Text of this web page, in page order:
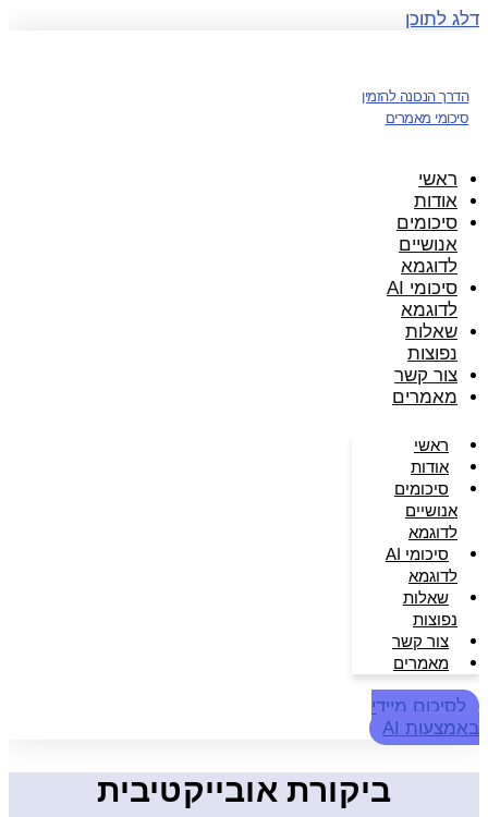
דלג לתוכן
הדרך הנכונה להזמין
סיכומי מאמרים
ראשי
אודות
סיכומים
אנושיים
לדוגמא
סיכומי AI
לדוגמא
שאלות
נפוצות
צור קשר
מאמרים
ראשי
אודות
סיכומים
אנושיים
לדוגמא
סיכומי AI
לדוגמא
שאלות
נפוצות
צור קשר
מאמרים
לסיכום מיידי
באמצעות AI
ביקורת אובייקטיבית